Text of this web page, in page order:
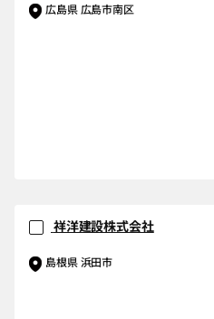
広島県 広島市南区
祥洋建設株式会社
島根県 浜田市